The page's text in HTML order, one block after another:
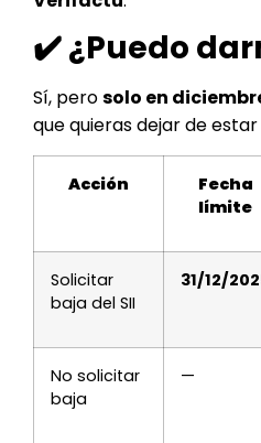
✔️ ¿Puedo
Sí, perosolo en
que quieras dejar de estar
Acción
Fecha
límite
Solicitar
baja del SII
31/12/
No solicitar
baja
—